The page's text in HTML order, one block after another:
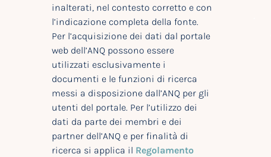
inalterati, nel contesto corretto e con
l’indicazione completa della fonte.
Per l’acquisizione dei dati dal portale
web dell’ANQ possono essere
utilizzati esclusivamente i
documenti e le funzioni di ricerca
messi a disposizione dall’ANQ per gli
utenti del portale. Per l’utilizzo dei
dati da parte dei membri e dei
partner dell’ANQ e per finalità di
ricerca si applica il Regolamento